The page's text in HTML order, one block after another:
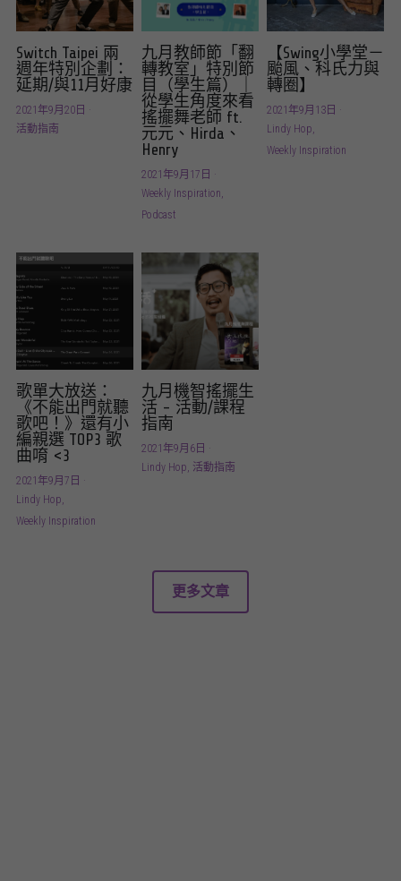
Switch Taipei 兩
週年特別企劃：
延期/與11月好康
2021年9月20日 ·
活動指南
九月教師節「翻
轉教室」特別節
目（學生篇）｜
從學生角度來看
搖擺舞老師 ft.
元元、Hirda、
Henry
2021年9月17日 ·
Weekly Inspiration,
Podcast
【Swing小學堂－
颱風、科氏力與
轉圈】
2021年9月13日 ·
Lindy Hop,
Weekly Inspiration
歌單大放送：
《不能出門就聽
歌吧！》還有小
編親選 TOP3 歌
曲唷 <3
2021年9月7日 ·
Lindy Hop,
Weekly Inspiration
九月機智搖擺生
活 - 活動/課程
指南
2021年9月6日 ·
Lindy Hop, 活動指南
更多文章